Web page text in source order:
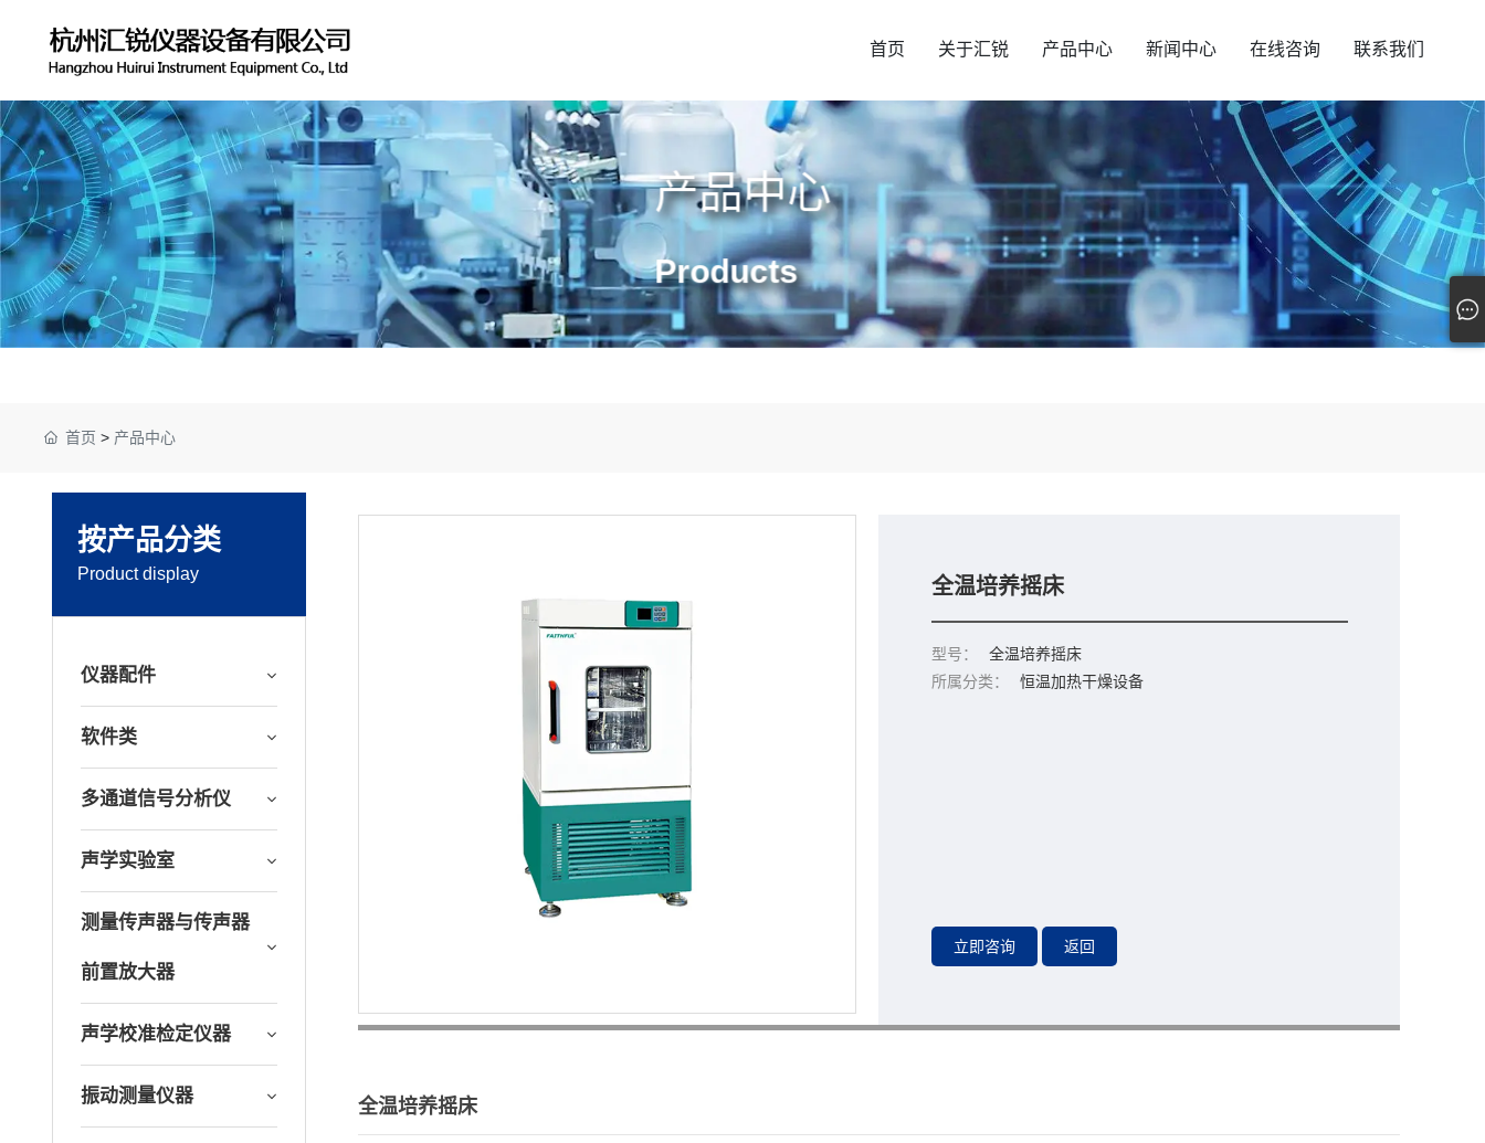
首页 关于汇锐 产品中心 新闻中心 在线咨询 联系我们
产品中心
Products
首页 > 产品中心
按产品分类
Product display
仪器配件
软件类
多通道信号分析仪
声学实验室
测量传声器与传声器
前置放大器
声学校准检定仪器
振动测量仪器
全温培养摇床
型号：
全温培养摇床
所属分类：
恒温加热干燥设备
全温培养摇床